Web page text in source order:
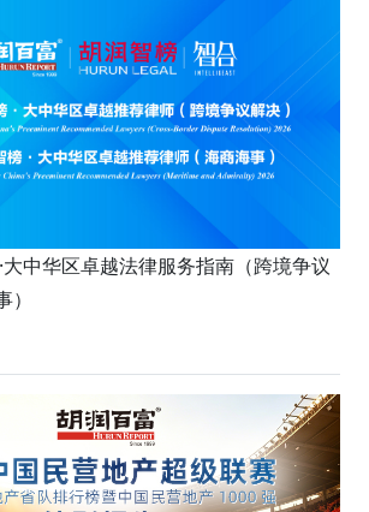
中华区卓越法律服务指南（跨境争议